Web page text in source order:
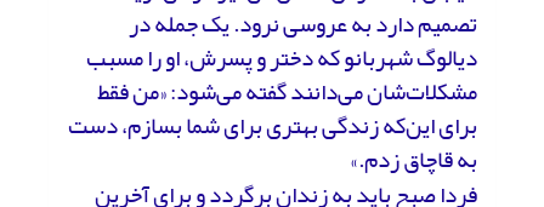
تصمیم دارد به عروسی نرود. یک جمله در
دیالوگ شهربانو که دختر و پسرش، او را مسبب
مشکلات‌شان می‌دانند گفته می‌شود: «من فقط
برای این‌که زندگی بهتری برای شما بسازم، دست
به قاچاق زدم.»
فردا صبح باید به زندان برگردد و برای آخرین